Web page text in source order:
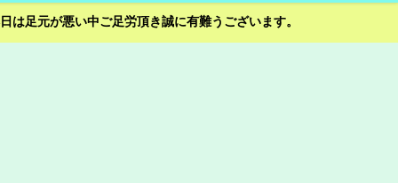
足元が悪い中ご足労頂き誠に有難うございます。